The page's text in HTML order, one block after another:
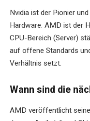
Nvidia ist der Pionier
Hardware. AMD ist der
CPU-Bereich (Server)
auf offene Standards
Verhältnis setzt.
Wann sind die
AMD veröffentlicht